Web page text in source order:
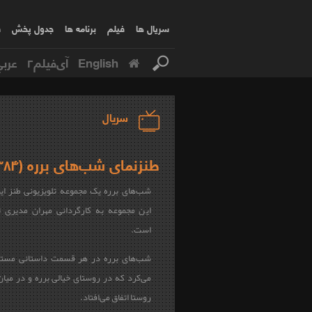
سریال ها فیلم برنامه ها جدول پخش
English آی‌فیلم۲
سریال
طنزنمای شب‌های برره (۱۳۸۴)
شب‌های برره یک مجموعه تلویزیونی طنز
این مجموعه به کارگردانی مهران
است.
شب‌های برره در هر قسمت داستانی
می‌کرد که در روستای خیالی برره و در
روستا اتفاق می‌افتاد.